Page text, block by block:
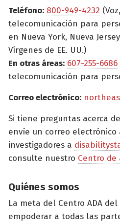
Teléfono: 800-949-4232
telecomunicación para
en Nueva York, Nueva
Vírgenes de EE. UU.)
En otras áreas: 607-255-6686
telecomunicación para
Correo electrónico:
Si tiene preguntas acerca de
envíe un correo electrónico
investigadores a
consulte nuestro Centro de
Quiénes somos
La meta del Centro ADA
empoderar a todas las